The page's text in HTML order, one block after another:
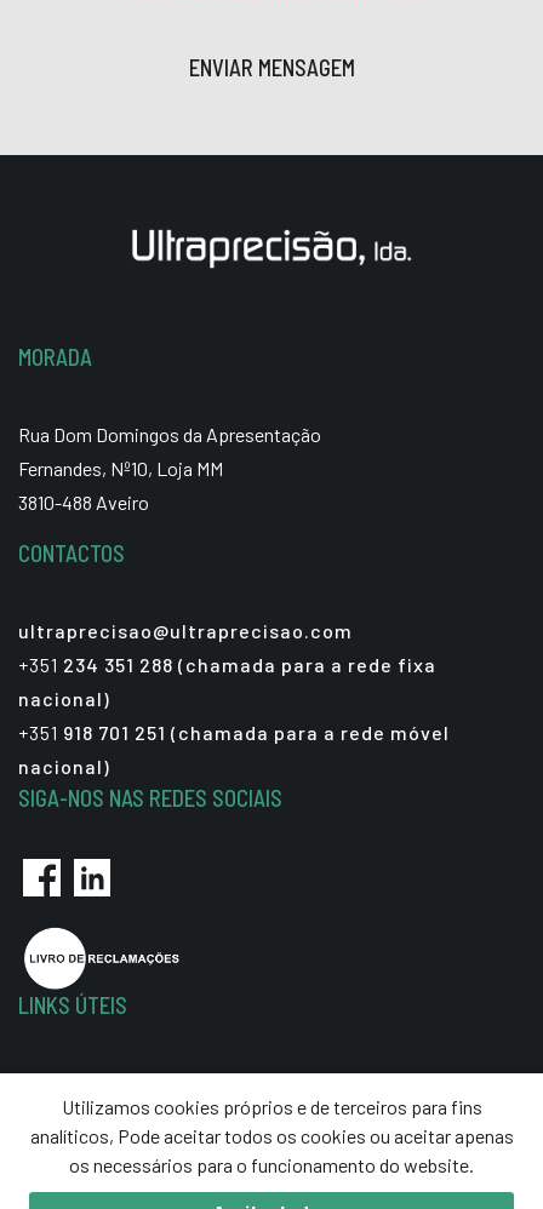
ENVIAR MENSAGEM
MORADA
Rua Dom Domingos da Apresentação
Fernandes, Nº10, Loja MM
3810-488 Aveiro
CONTACTOS
ultraprecisao@ultraprecisao.com
+351 234 351 288 (chamada para a rede fixa
nacional)
+351 918 701 251 (chamada para a rede móvel
nacional)
SIGA-NOS NAS REDES SOCIAIS
LINKS ÚTEIS
Termos e Condições
Resolução de Litígios
Utilizamos cookies próprios e de terceiros para fins
analíticos, Pode aceitar todos os cookies ou aceitar apenas
os necessários para o funcionamento do website.